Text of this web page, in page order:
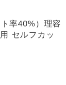
率40%）理容
セルフカッ